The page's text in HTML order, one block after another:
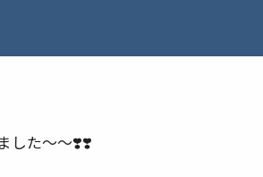
した～～❣️❣️